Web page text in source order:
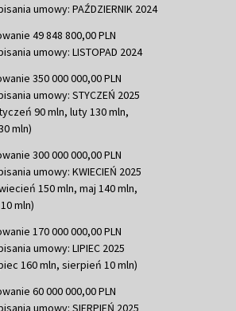
umowy: PAŹDZIERNIK 2024
49 848 800,00 PLN
umowy: LISTOPAD 2024
350 000 000,00 PLN
umowy: STYCZEŃ 2025
90 mln, luty 130 mln,
mln)
300 000 000,00 PLN
umowy: KWIECIEŃ 2025
150 mln, maj 140 mln,
mln)
170 000 000,00 PLN
umowy: LIPIEC 2025
160 mln, sierpień 10 mln)
60 000 000,00 PLN
umowy: SIERPIEŃ 2025